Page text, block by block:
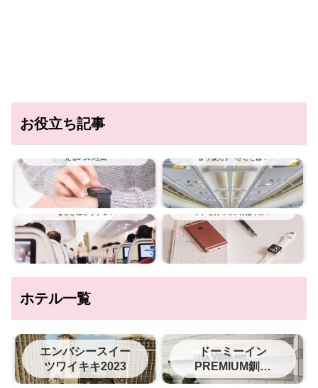
お役立ち記事
える3つの理由
より優先すべきことは？
飛行機に乗っているときの大ピンチ！こん
なときはどうする？
旅行にApple Watch（アップル ウオッ
チ）を持っていけば十分？
ホテル一覧
エンバシースイー
ツワイキキ2023
ドーミーイン
PREMIUM釧路
（旧ラビスタ釧路